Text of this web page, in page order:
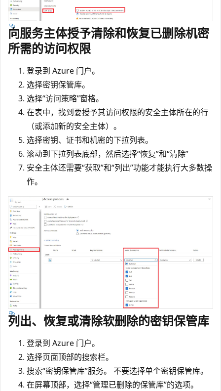
向服务主体授予清除和恢复已删除机密
所需的访问权限
登录到 Azure 门户。
选择密钥保管库。
选择“访问策略”窗格。
在表中，找到要授予其访问权限的安全主体所在的行
（或添加新的安全主体）。
选择密钥、证书和机密的下拉列表。
滚动到下拉列表底部，然后选择“恢复”和“清除”
安全主体还需要“获取”和“列出”功能才能执行大多数操
作。
列出、恢复或清除软删除的密钥保管库
登录到 Azure 门户。
选择页面顶部的搜索栏。
搜索“密钥保管库”服务。 不要选择单个密钥保管库。
在屏幕顶部，选择“管理已删除的保管库”的选项。